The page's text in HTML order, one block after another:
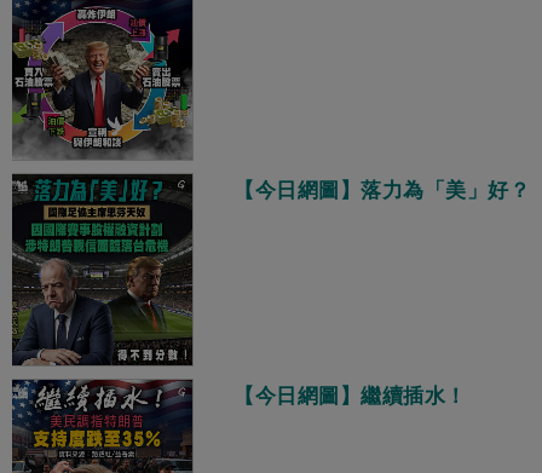
【今日網圖】落力為「美」好？
【今日網圖】繼續插水！